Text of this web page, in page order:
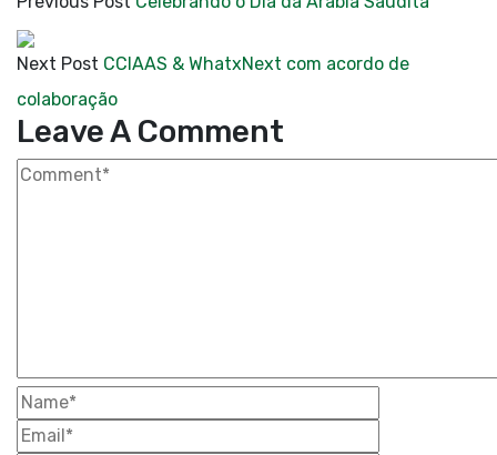
Next Post CCIAAS & WhatxNext com acordo de
colaboração
Leave A Comment